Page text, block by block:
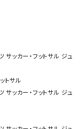
ッカー・フットサル ジュ
トサル
ッカー・フットサル ジュ